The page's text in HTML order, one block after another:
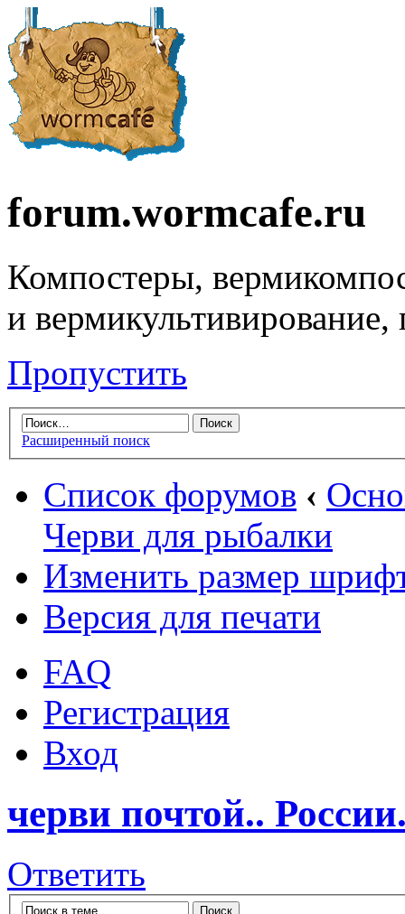
forum.wormcafe.ru
Компостеры,
и
Пропустить
Расширенный поиск
Список форумов ‹
Черви для рыбалки
Изменить размер
Версия для печати
FAQ
Регистрация
Вход
черви почтой..
Ответить